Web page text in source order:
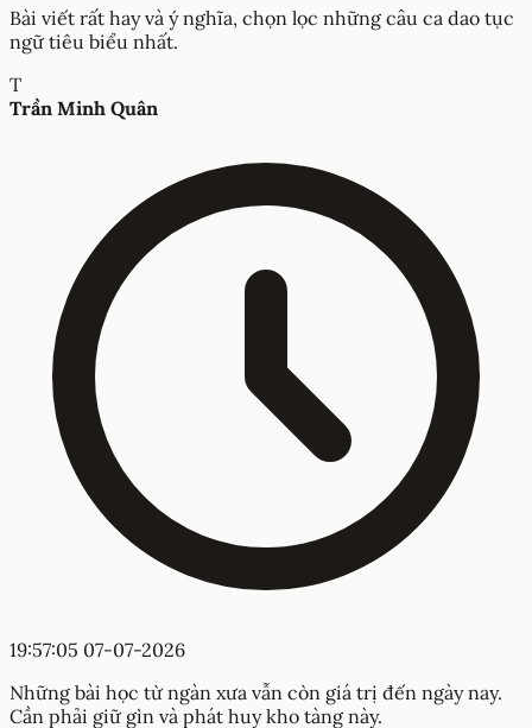
Bài viết rất hay và ý nghĩa, chọn lọc những câu ca dao tục
ngữ tiêu biểu nhất.
T
Trần Minh Quân
19:57:05 07-07-2026
Những bài học từ ngàn xưa vẫn còn giá trị đến ngày nay.
Cần phải giữ gìn và phát huy kho tàng này.